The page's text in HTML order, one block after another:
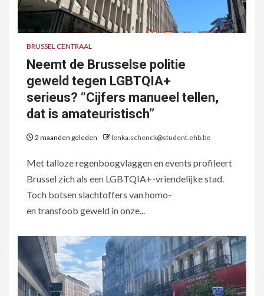
BRUSSEL CENTRAAL
Neemt de Brusselse politie
geweld tegen LGBTQIA+
serieus? “Cijfers manueel tellen,
dat is amateuristisch”
2 maanden geleden lenka.schenck@student.ehb.be
Met talloze regenboogvlaggen en events profileert
Brussel zich als een LGBTQIA+-vriendelijke stad.
Toch botsen slachtoffers van homo-
en transfoob geweld in onze...